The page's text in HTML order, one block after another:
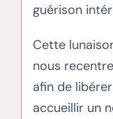
guérison
Cette
nous
afin de
accueillir un